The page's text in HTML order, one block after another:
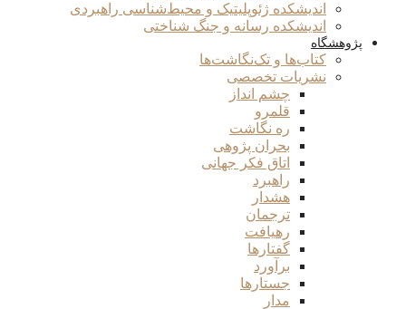
اندیشکده ژئوپلیتیک و محیط‌شناسی راهبردی
اندیشکده رسانه و جنگ شناختی
پژوهشگاه
کتاب‌ها و تک‌نگاشت‌ها
نشریات تخصصی
چشم انداز
قلمرو
ره نگاشت
بحران پژوهی
اتاق فکر جهانی
راهبرد
هشدار
ترجمان
رهیافت
گفتارها
برآورد
جستارها
مدار